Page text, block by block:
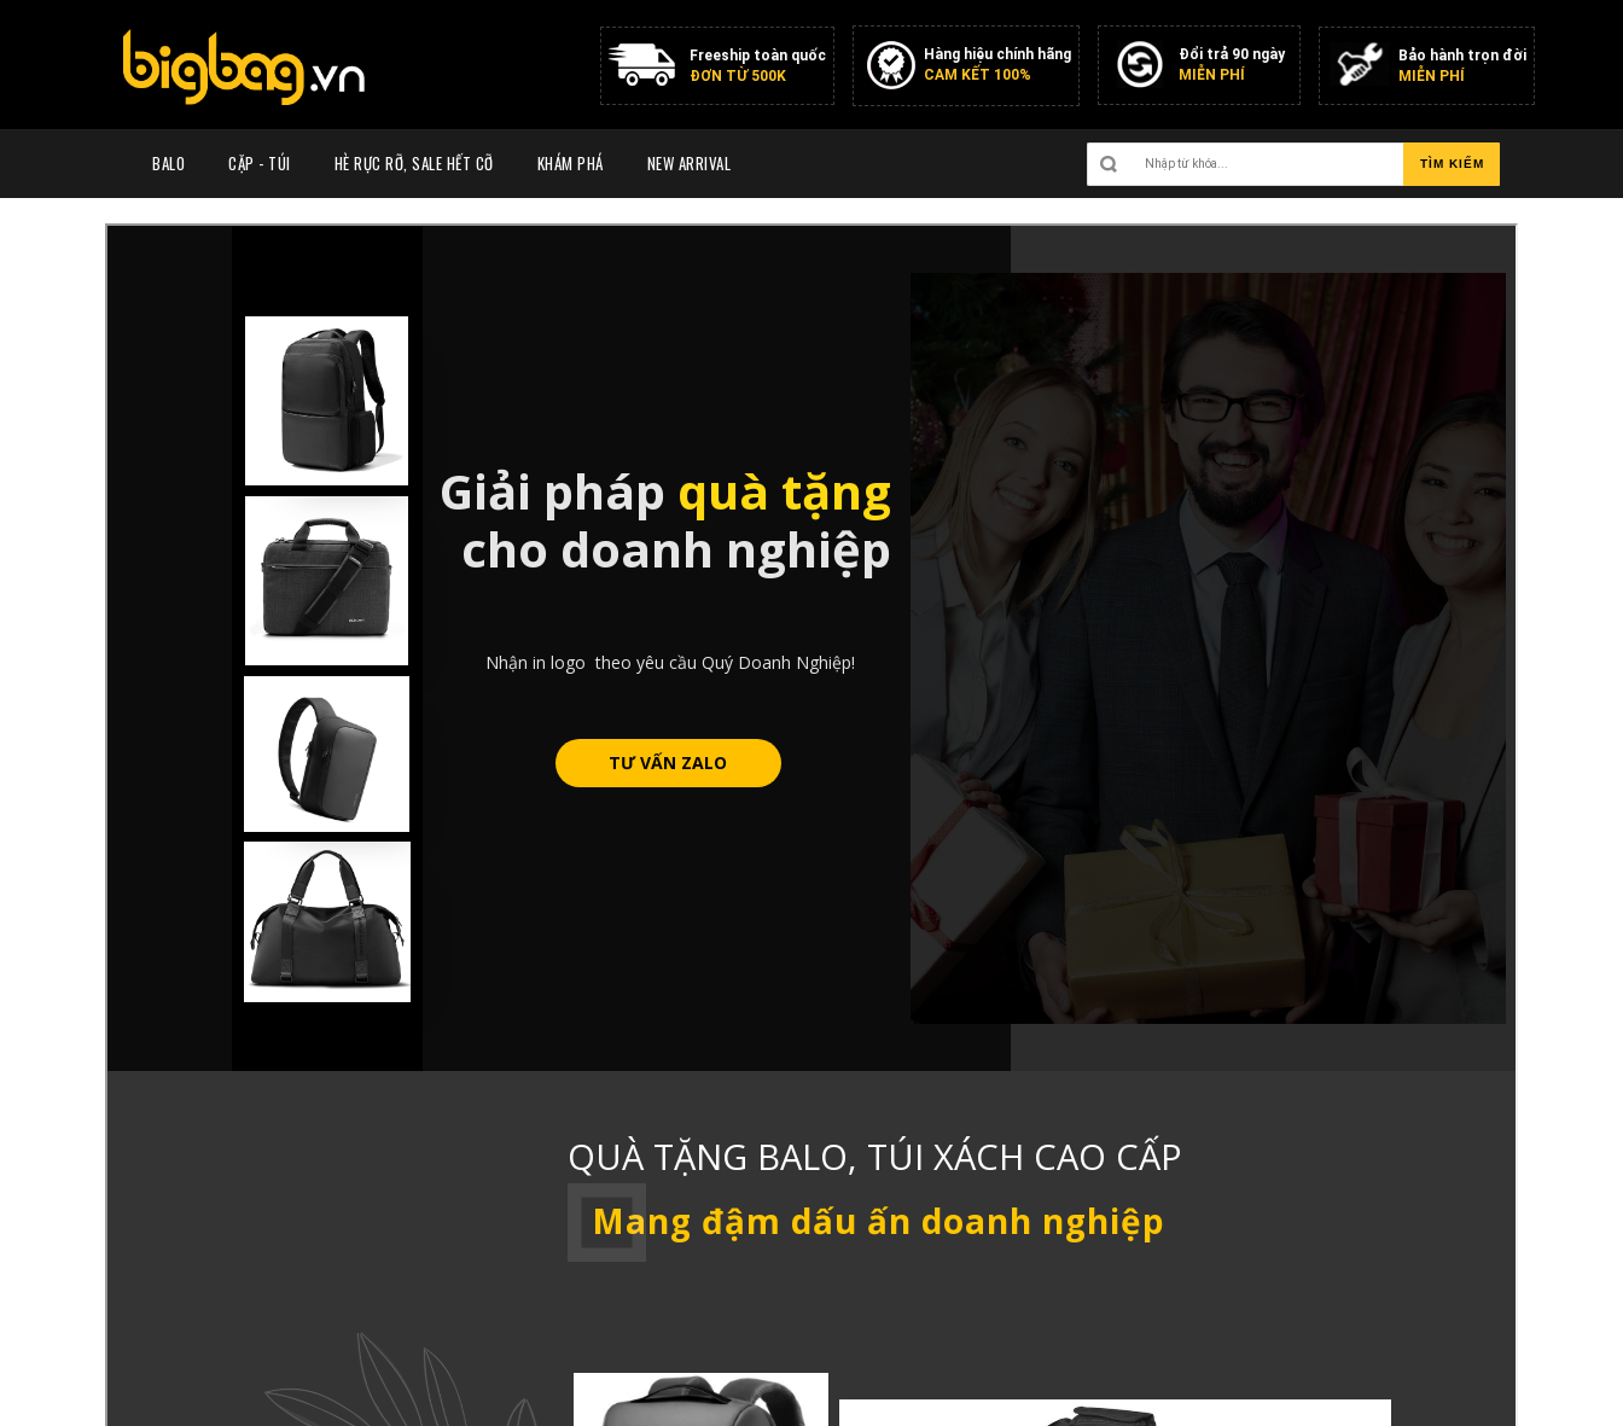
Freeship toàn quốc
ĐƠN TỪ 500K
Hàng hiệu chính hãng
CAM KẾT 100%
Đổi trả 90 ngày
MIỄN PHÍ
Bảo hành trọn đời
MIỄN PHÍ
TÌM KIẾM
BALO CẶP - TÚI HÈ RỰC RỠ, SALE HẾT CỠ KHÁM PHÁ NEW ARRIVAL